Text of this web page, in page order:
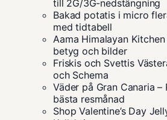
till 2G/3G-nedstängning
Bakad potatis i micro
med tidtabell
Aama Himalayan
betyg och bilder
Friskis och Svettis
och Schema
Väder på Gran Canaria
bästa resmånad
Shop Valentine’s Day